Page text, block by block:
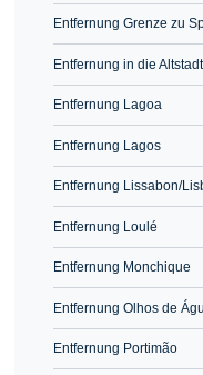
Entfernung Grenze zu
Entfernung in die Altstadt
Entfernung Lagoa
Entfernung Lagos
Entfernung Lissabon/
Entfernung Loulé
Entfernung Monchique
Entfernung Olhos de
Entfernung Portimão